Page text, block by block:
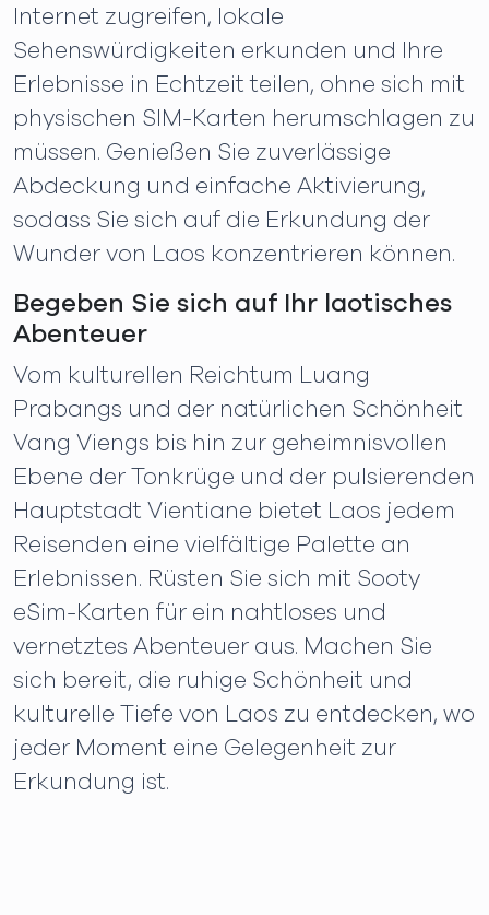
Internet zugreifen, lokale
Sehenswürdigkeiten erkunden und Ihre
Erlebnisse in Echtzeit teilen, ohne sich mit
physischen SIM-Karten herumschlagen zu
müssen. Genießen Sie zuverlässige
Abdeckung und einfache Aktivierung,
sodass Sie sich auf die Erkundung der
Wunder von Laos konzentrieren können.
Begeben Sie sich auf Ihr laotisches
Abenteuer
Vom kulturellen Reichtum Luang
Prabangs und der natürlichen Schönheit
Vang Viengs bis hin zur geheimnisvollen
Ebene der Tonkrüge und der pulsierenden
Hauptstadt Vientiane bietet Laos jedem
Reisenden eine vielfältige Palette an
Erlebnissen. Rüsten Sie sich mit Sooty
eSim-Karten für ein nahtloses und
vernetztes Abenteuer aus. Machen Sie
sich bereit, die ruhige Schönheit und
kulturelle Tiefe von Laos zu entdecken, wo
jeder Moment eine Gelegenheit zur
Erkundung ist.